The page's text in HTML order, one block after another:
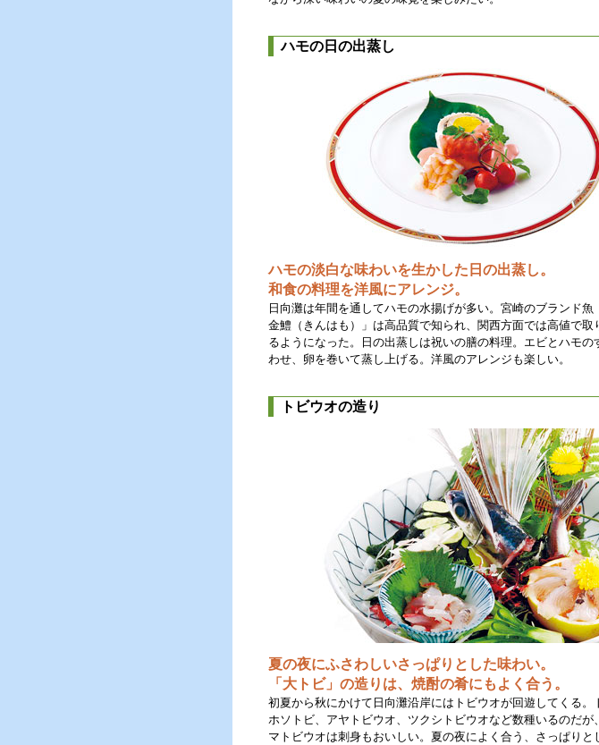
ハモの日の出蒸し
ハモの淡白な味わいを生かした日の出蒸し。
和食の料理を洋風にアレンジ。
日向灘は年間を通してハモの水揚げが多い。宮崎のブランド魚
金鱧（きんはも）」は高品質で知られ、関西方面では高値で取
るようになった。日の出蒸しは祝いの膳の料理。エビとハモの
わせ、卵を巻いて蒸し上げる。洋風のアレンジも楽しい。
トビウオの造り
夏の夜にふさわしいさっぱりとした味わい。
「大トビ」の造りは、焼酎の肴にもよく合う。
初夏から秋にかけて日向灘沿岸にはトビウオが回遊してくる。
ホソトビ、アヤトビウオ、ツクシトビウオなど数種いるのだが
マトビウオは刺身もおいしい。夏の夜によく合う、さっぱりと